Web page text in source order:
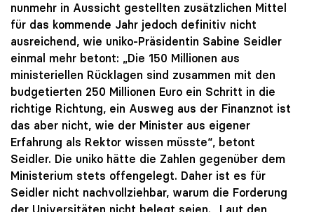
nunmehr in Aussicht gestellten zusätzlichen Mittel
für das kommende Jahr jedoch definitiv nicht
ausreichend, wie uniko-Präsidentin Sabine Seidler
einmal mehr betont: „Die 150 Millionen aus
ministeriellen Rücklagen sind zusammen mit den
budgetierten 250 Millionen Euro ein Schritt in die
richtige Richtung, ein Ausweg aus der Finanznot ist
das aber nicht, wie der Minister aus eigener
Erfahrung als Rektor wissen müsste“, betont
Seidler. Die uniko hätte die Zahlen gegenüber dem
Ministerium stets offengelegt. Daher ist es für
Seidler nicht nachvollziehbar, warum die Forderung